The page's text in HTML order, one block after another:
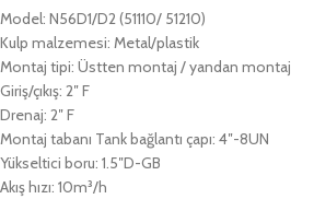
Model: N56D1/D2 (51110/ 51210)
Kulp malzemesi: Metal/plastik
Montaj tipi: Üstten montaj / yandan montaj
Giriş/çıkış: 2″ F
Drenaj: 2″ F
Montaj tabanı Tank bağlantı çapı: 4″-8UN
Yükseltici boru: 1.5″D-GB
Akış hızı: 10m³/h